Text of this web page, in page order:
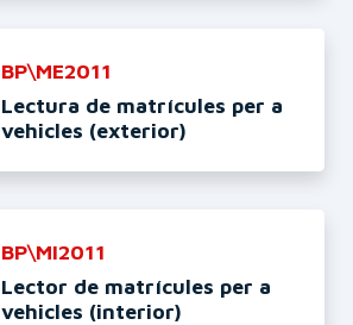
BP\ME2011
Lectura de matrícules per a
vehicles (exterior)
BP\MI2011
Lector de matrícules per a
vehicles (interior)